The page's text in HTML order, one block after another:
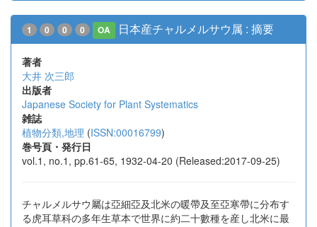
1 0 0 0 OA 日本産チャルメルサウ属 : 摘要
著者
大井 次三郎
出版者
Japanese Society for Plant Systematics
雑誌
植物分類,地理 (ISSN:00016799)
巻号頁・発行日
vol.1, no.1, pp.61-65, 1932-04-20 (Released:2017-09-25)
チャルメルサウ屬は亞細亞及北米の暖帶及至亞寒帶に分布す
る虎耳草科の多年生草本で世界に約二十數種を産し北米に最